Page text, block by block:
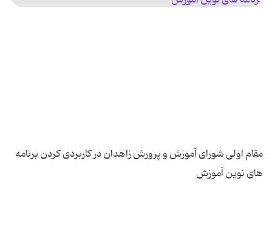
مقام اولی شورای آموزش و پرورش زاهدان در کاربردی کردن برنامه